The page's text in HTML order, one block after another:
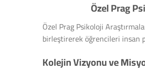
Özel Prag
Özel Prag Psikoloji
birleştirerek öğrencileri insan
Kolejin Vizyonu ve